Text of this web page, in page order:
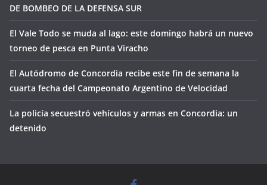
DE BOMBEO DE LA DEFENSA SUR
El Vale Todo se muda al lago: este domingo habrá un nuevo
torneo de pesca en Punta Viracho
El Autódromo de Concordia recibe este fin de semana la
cuarta fecha del Campeonato Argentino de Velocidad
La policía secuestró vehículos y armas en Concordia: un
detenido